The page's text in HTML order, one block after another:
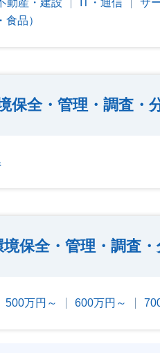
品）
保全・管理・調査・
境保全・管理・調査
500万円～ 600万円～